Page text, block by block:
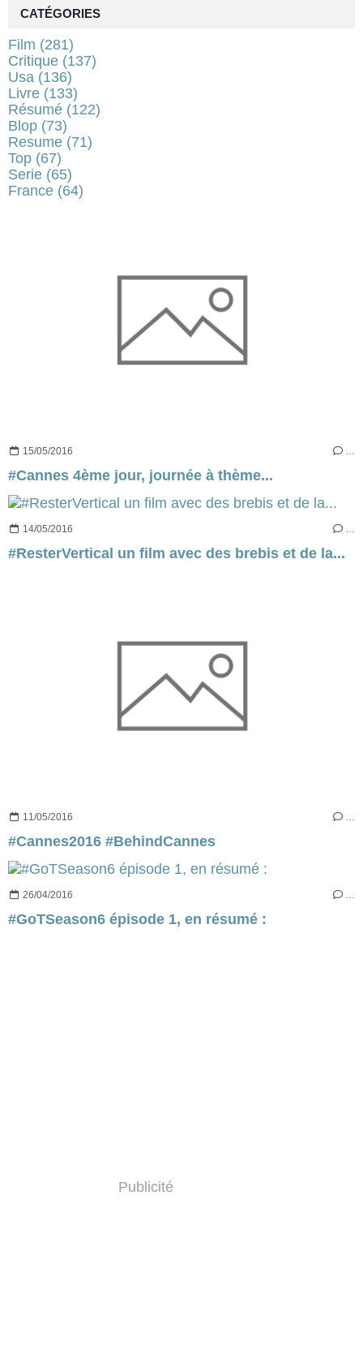
15/05/2016
#Cannes 4ème jour, journée à thème...
14/05/2016 …
#ResterVertical un film avec des brebis et de la...
11/05/2016
#Cannes2016 #BehindCannes
26/04/2016 …
#GoTSeason6 épisode 1, en résumé :
CATÉGORIES
Film (281)
Critique (137)
Usa (136)
Livre (133)
Résumé (122)
Blop (73)
Resume (71)
Top (67)
Serie (65)
France (64)
Publicité